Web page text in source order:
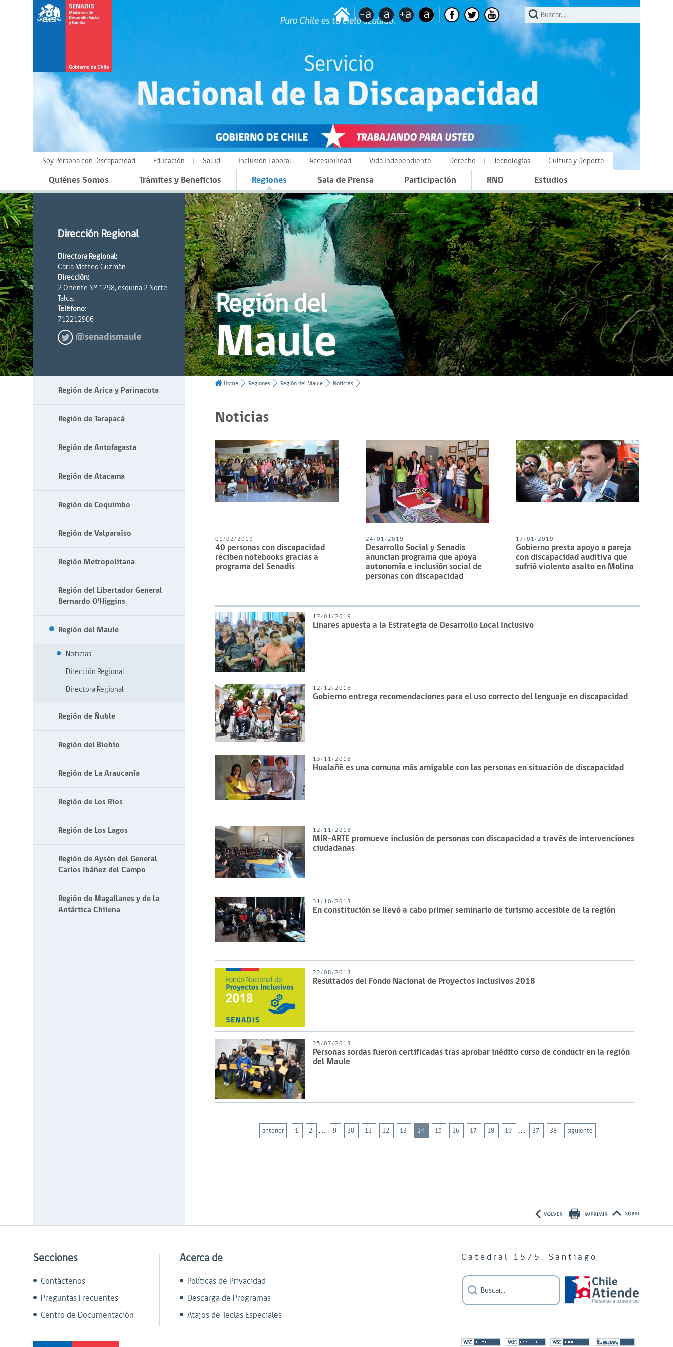
Soy Persona con Discapacidad Educación Salud Inclusión Laboral Accesibilidad Vida Independiente Derecho Tecnologías Cultura y Deporte
Quiénes Somos Trámites y Beneficios Regiones Sala de Prensa Participación RND Estudios
Dirección Regional
Directora Regional:
Carla Matteo Guzmán
Dirección:
2 Oriente N° 1298, esquina 2 Norte
Talca.
Teléfono:
712212906
@senadismaule
Región del
Maule
Región de Arica y Parinacota
Región de Tarapacá
Región de Antofagasta
Región de Atacama
Región de Coquimbo
Región de Valparaíso
Región Metropolitana
Región del Libertador General
Bernardo O'Higgins
Región del Maule
Noticias
Dirección Regional
Directora Regional
Región de Ñuble
Región del Biobío
Región de La Araucanía
Región de Los Ríos
Región de Los Lagos
Región de Aysén del General
Carlos Ibáñez del Campo
Región de Magallanes y de la
Antártica Chilena
Home Regiones Región del Maule Noticias
Noticias
01/02/2019
40 personas con discapacidad
reciben notebooks gracias a
programa del Senadis
24/01/2019
Desarrollo Social y Senadis
anuncian programa que apoya
autonomía e inclusión social de
personas con discapacidad
17/01/2019
Gobierno presta apoyo a pareja
con discapacidad auditiva que
sufrió violento asalto en Molina
17/01/2019
Linares apuesta a la Estrategia de Desarrollo Local Inclusivo
12/12/2018
Gobierno entrega recomendaciones para el uso correcto del lenguaje en discapacidad
13/11/2018
Hualañé es una comuna más amigable con las personas en situación de discapacidad
12/11/2018
MIR-ARTE promueve inclusión de personas con discapacidad a través de intervenciones
ciudadanas
31/10/2018
En constitución se llevó a cabo primer seminario de turismo accesible de la región
22/08/2018
Resultados del Fondo Nacional de Proyectos Inclusivos 2018
25/07/2018
Personas sordas fueron certificadas tras aprobar inédito curso de conducir en la región
del Maule
anterior 1 2 … 9 10 11 12 13 14 15 16 17 18 19 … 37 38 siguiente
Secciones
Contáctenos
Preguntas Frecuentes
Centro de Documentación
Acerca de
Políticas de Privacidad
Descarga de Programas
Atajos de Teclas Especiales
Catedral 1575, Santiago